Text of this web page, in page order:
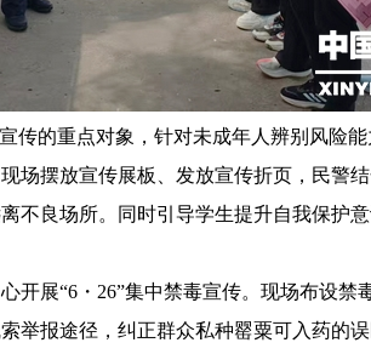
传的重点对象，针对未成年人辨别风险
场摆放宣传展板、发放宣传折页，民警
不良场所。同时引导学生提升自我保护
开展“6・26”集中禁毒宣传。现场布设
举报途径，纠正群众私种罂粟可入药的